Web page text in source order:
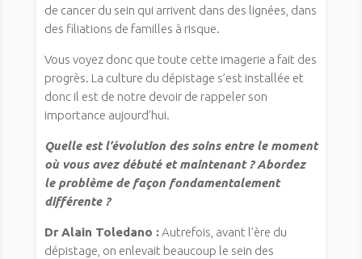
de cancer du sein qui arrivent dans des lignées, dans
des filiations de familles à risque.
Vous voyez donc que toute cette imagerie a fait des
progrès. La culture du dépistage s’est installée et
donc il est de notre devoir de rappeler son
importance aujourd’hui.
Quelle est l’évolution des soins entre le moment
où vous avez débuté et maintenant ? Abordez
le problème de façon fondamentalement
différente ?
Dr Alain Toledano :Autrefois, avant l’ère du
dépistage, on enlevait beaucoup le sein des